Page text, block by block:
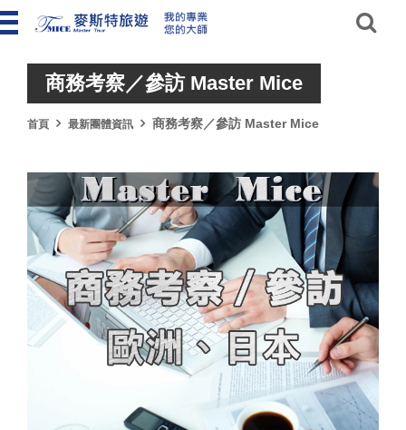
商務考察／參訪 Master Mice
首頁 最新團體資訊 商務考察／參訪 Master Mice